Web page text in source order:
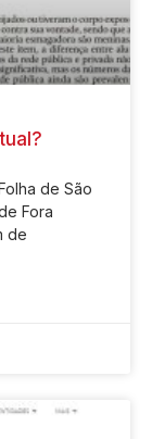
de São
Fora
de